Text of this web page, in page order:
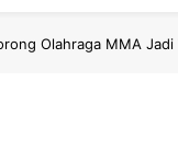
Olahraga MMA